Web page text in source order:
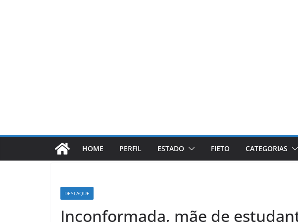
HOME PERFIL ESTADO FIETO CATEGORIAS
DESTAQUE
Inconformada, mãe de